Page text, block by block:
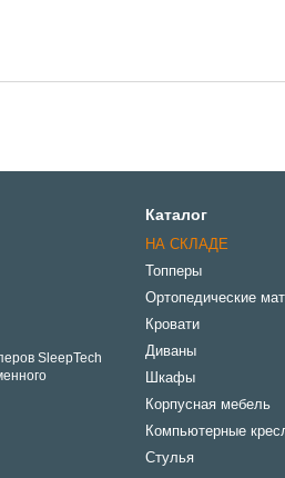
SleepTech
Каталог
НА СКЛАДЕ
Топперы
Ортопедические
Кровати
Диваны
Шкафы
Корпусная мебель
Компьютерные
Стулья